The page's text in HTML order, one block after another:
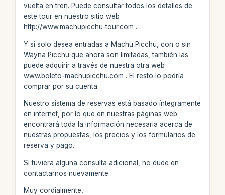
vuelta en tren. Puede consultar todos los detalles de
este tour en nuestro sitio web
http://www.machupicchu-tour.com .
Y si solo desea entradas a Machu Picchu, con o sin
Wayna Picchu que ahora son limitadas, también las
puede adquirir a través de nuestra otra web
www.boleto-machupicchu.com . El resto lo podría
comprar por su cuenta.
Nuestro sistema de reservas está basado íntegramente
en internet, por lo que en nuestras páginas web
encontrará toda la información necesaria acerca de
nuestras propuestas, los precios y los formularios de
reserva y pago.
Si tuviera alguna consulta adicional, no dude en
contactarnos nuevamente.
Muy cordialmente,